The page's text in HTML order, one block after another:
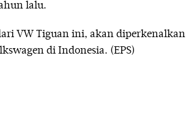
lalu.
VW Tiguan ini, akan diperkenalkan
di Indonesia. (EPS)